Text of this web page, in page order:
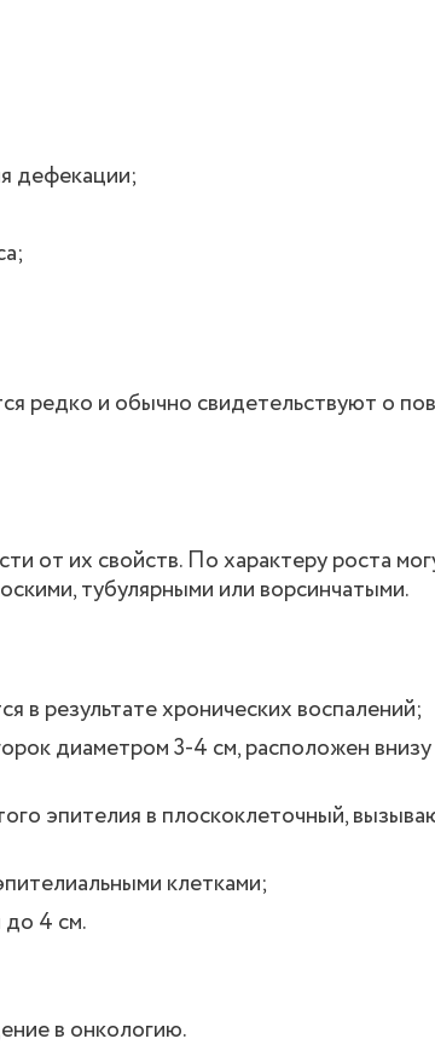
дефекации;
редко и обычно свидетельствуют о
от их свойств. По характеру роста
тубулярными или ворсинчатыми.
в результате хронических воспалений;
диаметром 3-4 см, расположен внизу
эпителия в плоскоклеточный,
клетками;
4 см.
в онкологию.